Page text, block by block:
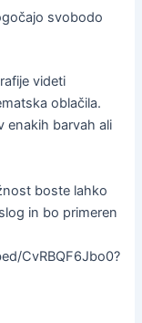
svobodo
videti
oblačila.
enakih barvah ali
boste lahko
in bo primeren
CvRBQF6Jbo0?